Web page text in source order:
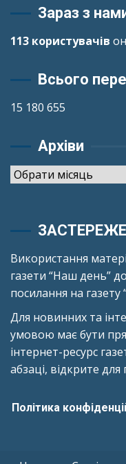
Зараз з
113 користувачів
Всього
15 180 655
Архіви
Архіви
Використання
газети “Наш день”
посилання на газету
Для новинних та
умовою має бути
інтернет-ресурс
абзаці, відкрите
Політика